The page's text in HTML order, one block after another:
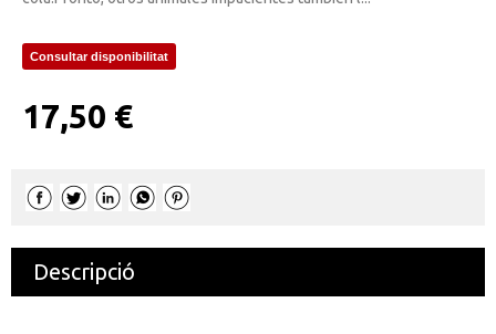
Consultar disponibilitat
17,50 €
Descripció